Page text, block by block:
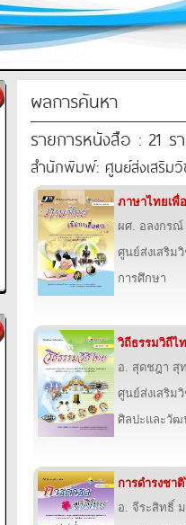
ผลการค้นหา
รายการหนังสือ : 21 ร
สำนักพิมพ์: ศูนย์ส่งเสริมวิ
ภาษาไทยเพื่
ผศ. อลงกร
ศูนย์ส่งเสริม
การศึกษา
วิถีธรรมวิถีไ
อ. สุดชฎา สุ
ศูนย์ส่งเสริม
ศิลปะและวัฒ
การดำรงชา
อ. จีระสิทธิ์